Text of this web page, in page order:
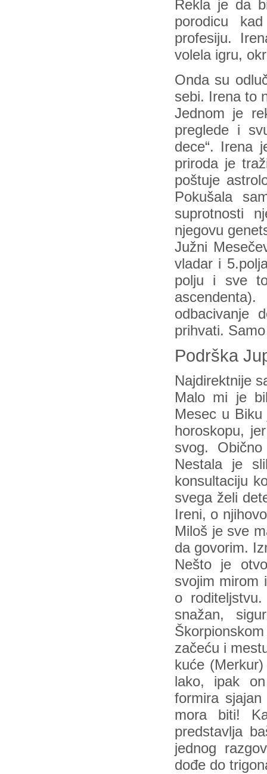
Rekla je da
porodicu
profesiju.
volela igru,
Onda su
sebi. Irena to
Jednom je
preglede i
dece“. Irena
priroda je
poštuje
Pokušala
suprotnosti
njegovu
Južni
vladar i
polju i sve
odbacivanje
prihvati.
Podrška
Najdirektnije
Malo mi je
Mesec u
horoskopu,
svog.
Nestala je
konsultaciju
svega želi
Ireni, o
Miloš je sve
da govorim.
Nešto je
svojim mirom
o
snažan,
začeću i
kuće
lako, ipak
formira
mora biti!
predstavlja
jednog
dođe do